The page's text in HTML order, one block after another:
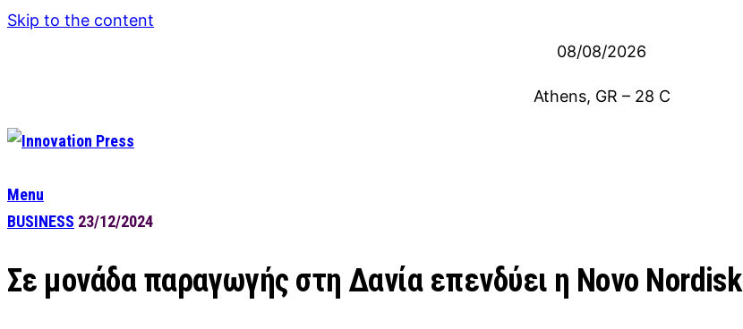
Skip to the content
08/08/2026
Athens, GR – 28 C
Menu
BUSINESS 23/12/2024
Σε μονάδα παραγωγής στη Δανία επενδύει η Novo Nordisk